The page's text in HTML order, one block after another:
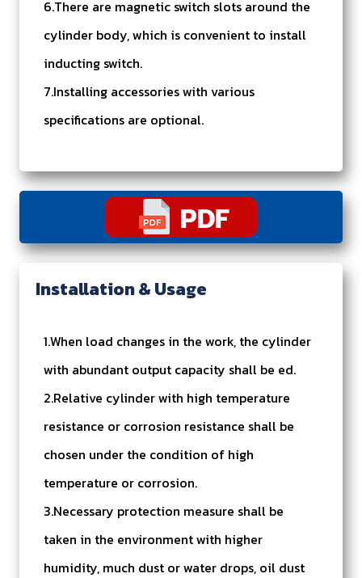
6.There are magnetic switch slots around the
cylinder body, which is convenient to install
inducting switch.
7.Installing accessories with various
specifications are optional.
Installation & Usage
1.When load changes in the work, the cylinder
with abundant output capacity shall be ed.
2.Relative cylinder with high temperature
resistance or corrosion resistance shall be
chosen under the condition of high
temperature or corrosion.
3.Necessary protection measure shall be
taken in the environment with higher
humidity, much dust or water drops, oil dust